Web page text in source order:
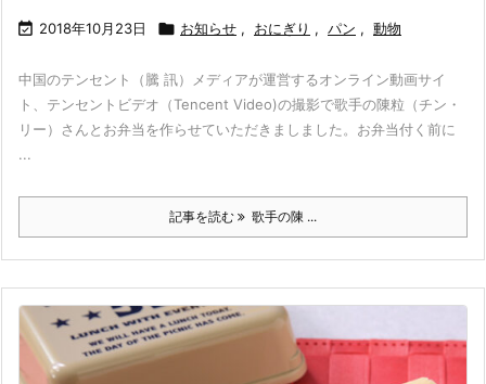
 2018年10月23日  お知らせ , おにぎり , パン , 動物
中国のテンセント（騰 訊）メディアが運営するオンライン動画サイ
ト、テンセントビデオ（Tencent Video)の撮影で歌手の陳粒（チン・
リー）さんとお弁当を作らせていただきましました。お弁当付く前に
...
記事を読む 歌手の陳 ...